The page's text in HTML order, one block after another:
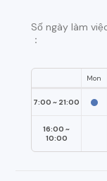
Số ngày làm
：
Mon
7:00 ~ 21:00
16:00 ~
10:00